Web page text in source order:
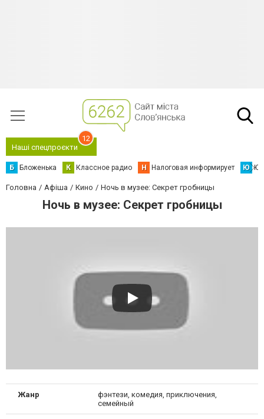
Наші спецпроєкти
12
Б Бложенька К Классное радио Н Налоговая информирует Ю
Головна Афіша Кино Ночь в музее: Секрет гробницы
Ночь в музее: Секрет гробницы
Жанр
фэнтези, комедия, приключения,
семейный